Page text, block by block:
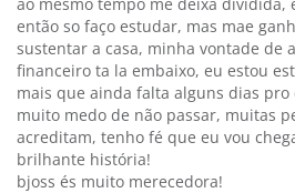
então so faço estudar, mas mae
sustentar a casa, minha vontade de
financeiro ta la embaixo, eu estou
mais que ainda falta alguns dias pro
muito medo de não passar, muitas
acreditam, tenho fé que eu vou
brilhante história!
bjoss és muito merecedora!